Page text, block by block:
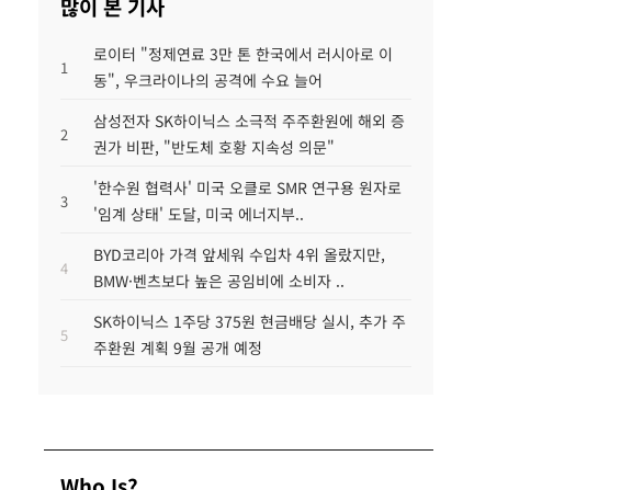
많이 본 기사
1
로이터 "정제연료 3만 톤 한국에서 러시아로 이
동", 우크라이나의 공격에 수요 늘어
2
삼성전자 SK하이닉스 소극적 주주환원에 해외 증
권가 비판, "반도체 호황 지속성 의문"
3
'한수원 협력사' 미국 오클로 SMR 연구용 원자로
'임계 상태' 도달, 미국 에너지부..
4
BYD코리아 가격 앞세워 수입차 4위 올랐지만,
BMW·벤츠보다 높은 공임비에 소비자 ..
5
SK하이닉스 1주당 375원 현금배당 실시, 추가 주
주환원 계획 9월 공개 예정